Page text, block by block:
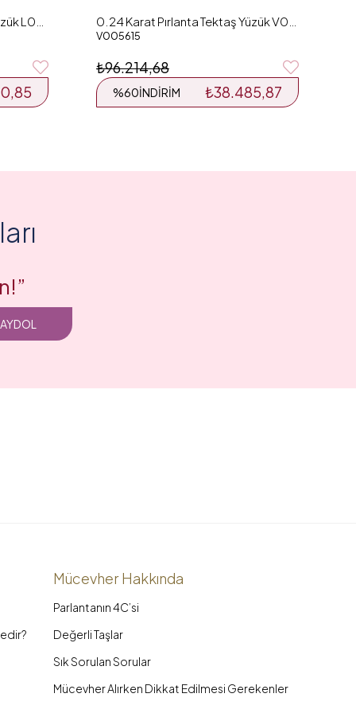
V005615
₺38.485,87
%60İNDIRIM
₺96.214,68
Mücevher Hakkında
Parlantanın 4C’si
Değerli Taşlar
Sık Sorulan Sorular
Mücevher Alırken Dikkat Edilmesi Gerekenler